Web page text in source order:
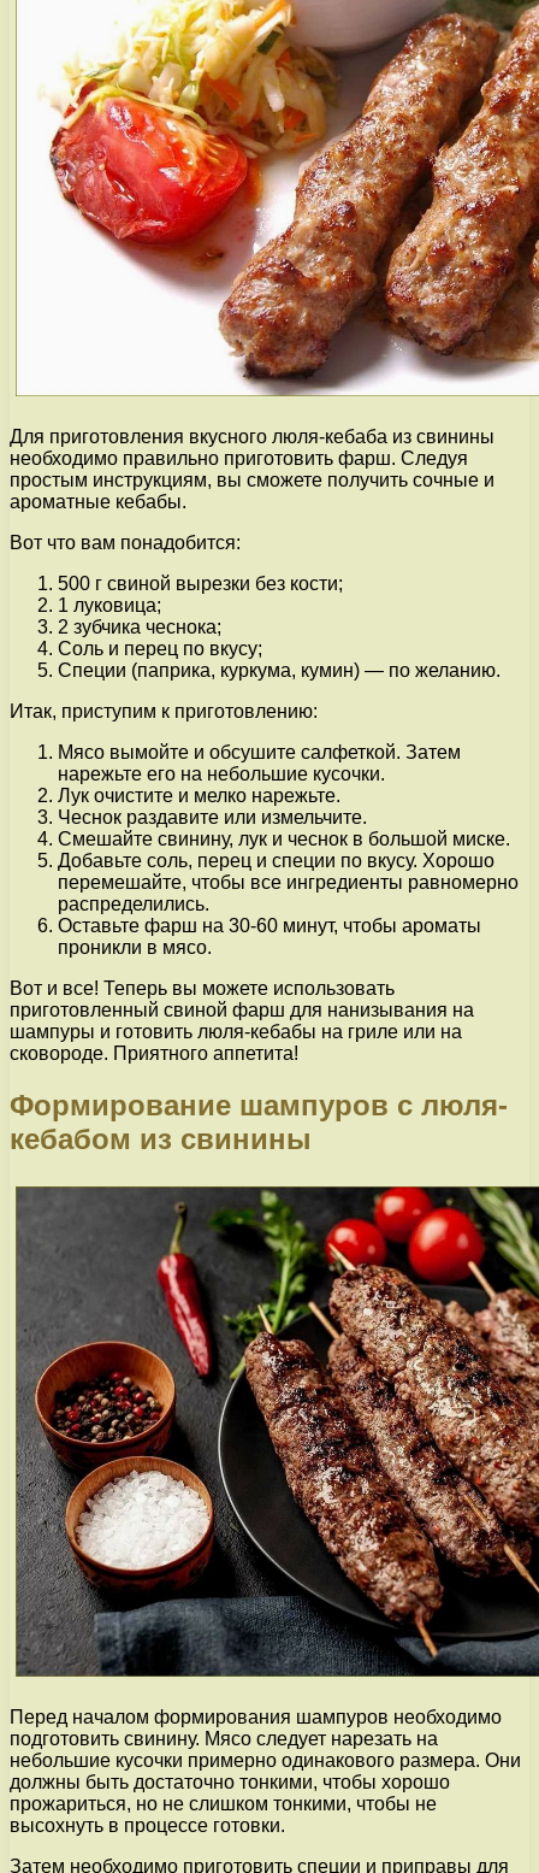
Для приготовления вкусного люля-кебаба из свинины
необходимо правильно приготовить фарш. Следуя
простым инструкциям, вы сможете получить сочные и
ароматные кебабы.
Вот что вам понадобится:
500 г свиной вырезки без кости;
1 луковица;
2 зубчика чеснока;
Соль и перец по вкусу;
Специи (паприка, куркума, кумин) — по желанию.
Итак, приступим к приготовлению:
Мясо вымойте и обсушите салфеткой. Затем
нарежьте его на небольшие кусочки.
Лук очистите и мелко нарежьте.
Чеснок раздавите или измельчите.
Смешайте свинину, лук и чеснок в большой миске.
Добавьте соль, перец и специи по вкусу. Хорошо
перемешайте, чтобы все ингредиенты равномерно
распределились.
Оставьте фарш на 30-60 минут, чтобы ароматы
проникли в мясо.
Вот и все! Теперь вы можете использовать
приготовленный свиной фарш для нанизывания на
шампуры и готовить люля-кебабы на гриле или на
сковороде. Приятного аппетита!
Формирование шампуров с люля-
кебабом из свинины
Перед началом формирования шампуров необходимо
подготовить свинину. Мясо следует нарезать на
небольшие кусочки примерно одинакового размера. Они
должны быть достаточно тонкими, чтобы хорошо
прожариться, но не слишком тонкими, чтобы не
высохнуть в процессе готовки.
Затем необходимо приготовить специи и приправы для